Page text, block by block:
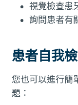
視覺檢查患
詢問患者有
患者自我
您也可以進行簡
題：